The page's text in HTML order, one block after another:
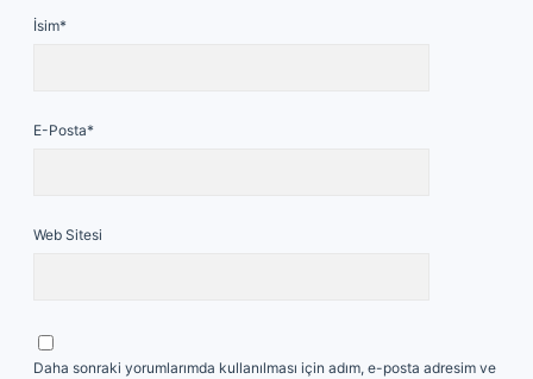
İsim*
E-Posta*
Web Sitesi
Daha sonraki yorumlarımda kullanılması için adım, e-posta adresim ve